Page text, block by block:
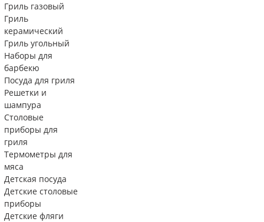
Гриль газовый
Гриль
керамический
Гриль угольный
Наборы для
барбекю
Посуда для гриля
Решетки и
шампура
Столовые
приборы для
гриля
Термометры для
мяса
Детская посуда
Детские столовые
приборы
Детские фляги